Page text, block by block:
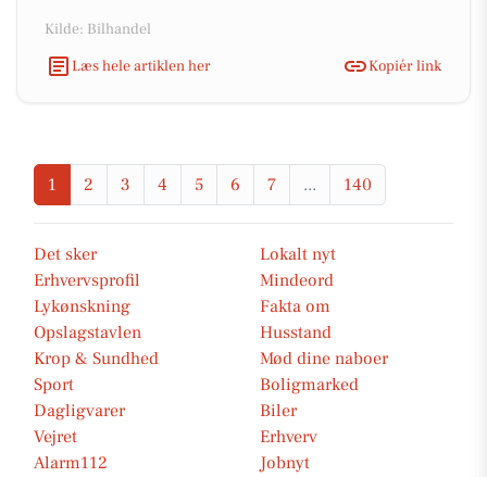
Kilde: Bilhandel
Læs hele artiklen her
Kopiér link
1 2 3 4 5 6 7 ... 140
Det sker
Lokalt nyt
Erhvervsprofil
Mindeord
Lykønskning
Fakta om
Opslagstavlen
Husstand
Krop & Sundhed
Mød dine naboer
Sport
Boligmarked
Dagligvarer
Biler
Vejret
Erhverv
Alarm112
Jobnyt